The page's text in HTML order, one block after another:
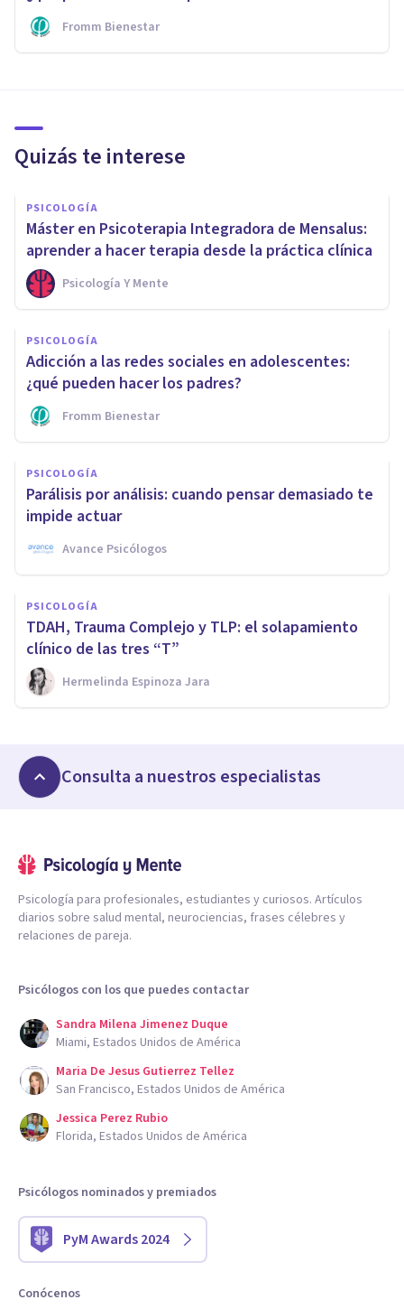
Fromm Bienestar
Quizás te interese
PSICOLOGÍA
Máster en Psicoterapia Integradora de Mensalus:
aprender a hacer terapia desde la práctica clínica
Psicología Y Mente
PSICOLOGÍA
Adicción a las redes sociales en adolescentes:
¿qué pueden hacer los padres?
Fromm Bienestar
PSICOLOGÍA
Parálisis por análisis: cuando pensar demasiado te
impide actuar
Avance Psicólogos
PSICOLOGÍA
TDAH, Trauma Complejo y TLP: el solapamiento
clínico de las tres “T”
Hermelinda Espinoza Jara
Consulta a nuestros especialistas
Psicología para profesionales, estudiantes y curiosos. Artículos
diarios sobre salud mental, neurociencias, frases célebres y
relaciones de pareja.
Psicólogos con los que puedes contactar
Sandra Milena Jimenez Duque
Miami, Estados Unidos de América
Maria De Jesus Gutierrez Tellez
San Francisco, Estados Unidos de América
Jessica Perez Rubio
Florida, Estados Unidos de América
Psicólogos nominados y premiados
PyM Awards 2024
Conócenos